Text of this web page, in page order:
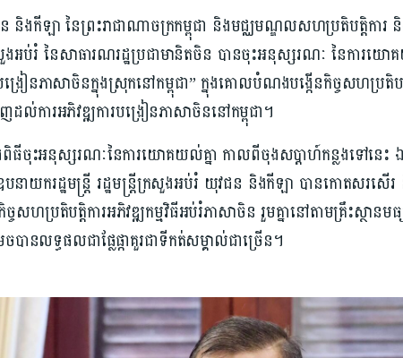
ងកីឡា នៃព្រះរាជាណាចក្រកម្ពុជា និងមជ្ឈមណ្ឌល​សហប្រតិបត្តិការ និ
ប់រំ នៃសាធារណរដ្ឋ​ប្រជាមានិតចិន បានចុះ​អនុស្សរណៈ នៃការ​យោគ
រៀនភាសាចិនក្នុងស្រុកនៅកម្ពុជា” ក្នុង​គោលបំណងបង្កើនកិច្ចសហប្រតិបត្
ដល់ការអភិវឌ្ឍការបង្រៀនភាសាចិននៅកម្ពុជា។
ធីចុះអនុស្សរណៈនៃការយោគយល់គ្នា កាលពីចុងសប្តាហ៍​កន្លងទៅនេះ
យករដ្ឋមន្រ្តី រដ្ឋមន្រ្តីក្រសួងអប់រំ យុវជន និងកីឡា បានកោតសរស
សហប្រតិបត្តិការអភិវឌ្ឍកម្មវិធីអប់រំភាសាចិន រួមគ្នានៅតាមគ្រឹះស្ថា
បានលទ្ធផលជាផ្លែផ្កាគួរជាទីកត់សម្គាល់ជាច្រើន។